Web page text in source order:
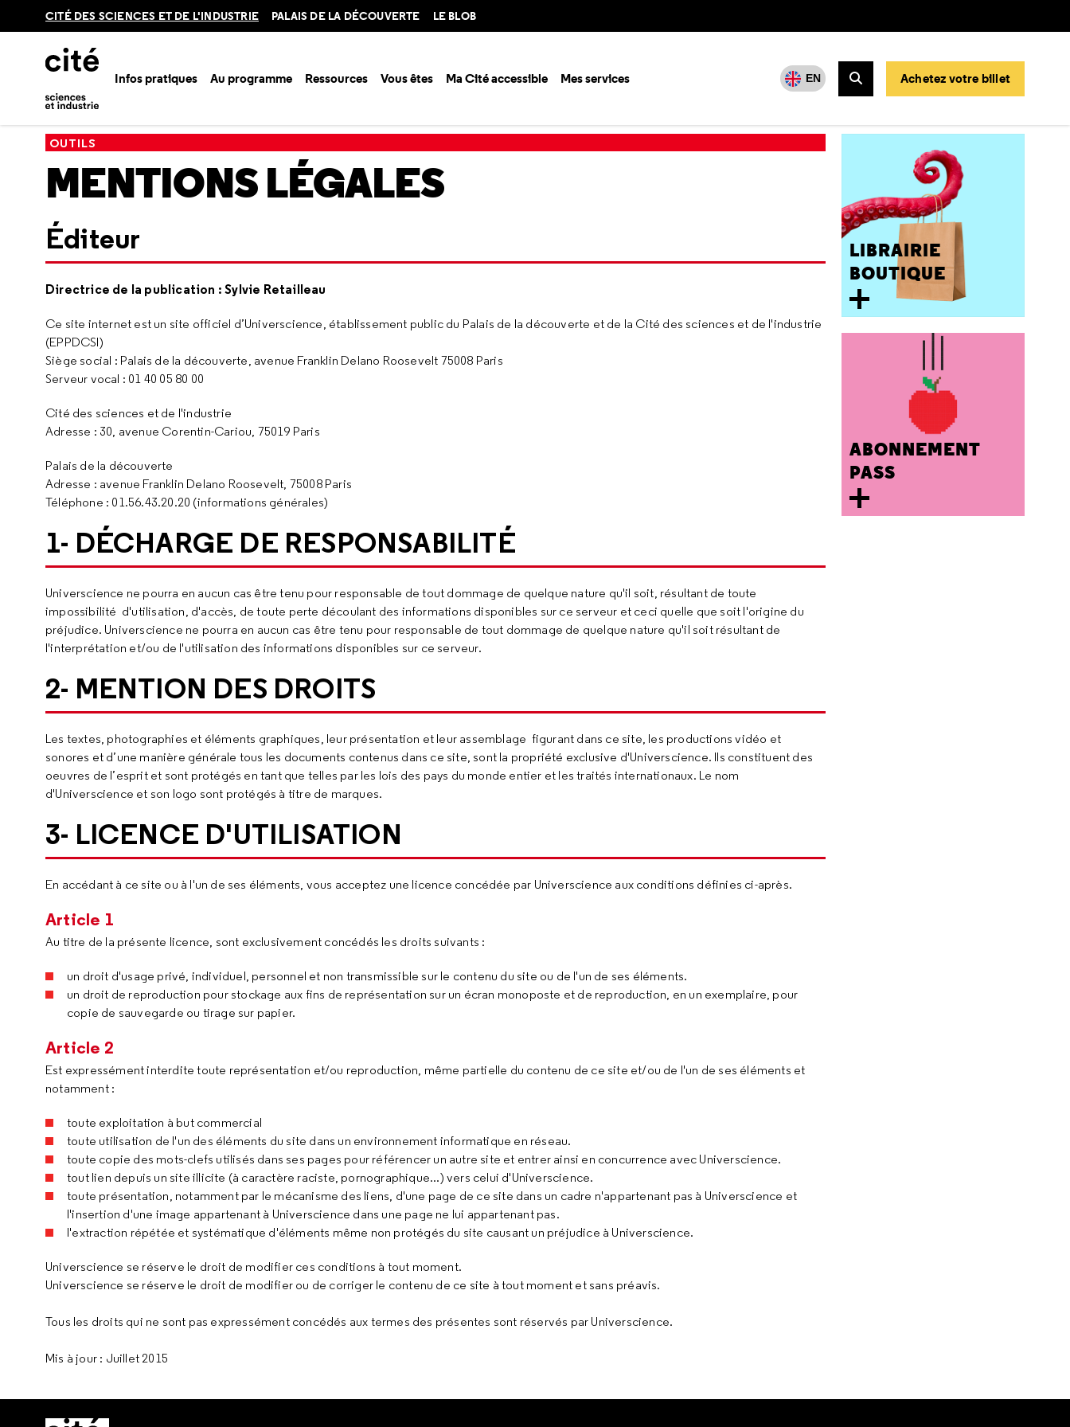
CITÉ DES SCIENCES ET DE L'INDUSTRIE PALAIS DE LA DÉCOUVERTE LE BLOB
Infos pratiques Au programme Ressources Vous êtes Ma Cité accessible Mes services EN
Rechercher
Achetez votre billet
Accueil Mentions légales
OUTILS
MENTIONS LÉGALES
Éditeur
Directrice de la publication : Sylvie Retailleau
Ce site internet est un site officiel d’Universcience, établissement public du Palais de la découverte et de la Cité des sciences et de l'industrie
(EPPDCSI)
Siège social : Palais de la découverte, avenue Franklin Delano Roosevelt 75008 Paris
Serveur vocal : 01 40 05 80 00
Cité des sciences et de l'industrie
Adresse : 30, avenue Corentin-Cariou, 75019 Paris
Palais de la découverte
Adresse : avenue Franklin Delano Roosevelt, 75008 Paris
Téléphone : 01.56.43.20.20 (informations générales)
1- DÉCHARGE DE RESPONSABILITÉ
Universcience ne pourra en aucun cas être tenu pour responsable de tout dommage de quelque nature qu'il soit, résultant de toute
impossibilité d'utilisation, d'accès, de toute perte découlant des informations disponibles sur ce serveur et ceci quelle que soit l'origine du
préjudice. Universcience ne pourra en aucun cas être tenu pour responsable de tout dommage de quelque nature qu'il soit résultant de
l'interprétation et/ou de l'utilisation des informations disponibles sur ce serveur.
2- MENTION DES DROITS
Les textes, photographies et éléments graphiques, leur présentation et leur assemblage figurant dans ce site, les productions vidéo et
sonores et d’une manière générale tous les documents contenus dans ce site, sont la propriété exclusive d'Universcience. Ils constituent des
oeuvres de l’esprit et sont protégés en tant que telles par les lois des pays du monde entier et les traités internationaux. Le nom
d'Universcience et son logo sont protégés à titre de marques.
3- LICENCE D'UTILISATION
En accédant à ce site ou à l'un de ses éléments, vous acceptez une licence concédée par Universcience aux conditions définies ci-après.
Article 1
Au titre de la présente licence, sont exclusivement concédés les droits suivants :
un droit d'usage privé, individuel, personnel et non transmissible sur le contenu du site ou de l'un de ses éléments.
un droit de reproduction pour stockage aux fins de représentation sur un écran monoposte et de reproduction, en un exemplaire, pour
copie de sauvegarde ou tirage sur papier.
Article 2
Est expressément interdite toute représentation et/ou reproduction, même partielle du contenu de ce site et/ou de l'un de ses éléments et
notamment :
toute exploitation à but commercial
toute utilisation de l'un des éléments du site dans un environnement informatique en réseau.
toute copie des mots-clefs utilisés dans ses pages pour référencer un autre site et entrer ainsi en concurrence avec Universcience.
tout lien depuis un site illicite (à caractère raciste, pornographique...) vers celui d'Universcience.
toute présentation, notamment par le mécanisme des liens, d'une page de ce site dans un cadre n'appartenant pas à Universcience et
l'insertion d'une image appartenant à Universcience dans une page ne lui appartenant pas.
l'extraction répétée et systématique d'éléments même non protégés du site causant un préjudice à Universcience.
Universcience se réserve le droit de modifier ces conditions à tout moment.
Universcience se réserve le droit de modifier ou de corriger le contenu de ce site à tout moment et sans préavis.
Tous les droits qui ne sont pas expressément concédés aux termes des présentes sont réservés par Universcience.
Mis à jour : Juillet 2015
LIBRAIRIE
BOUTIQUE
ABONNEMENT
PASS